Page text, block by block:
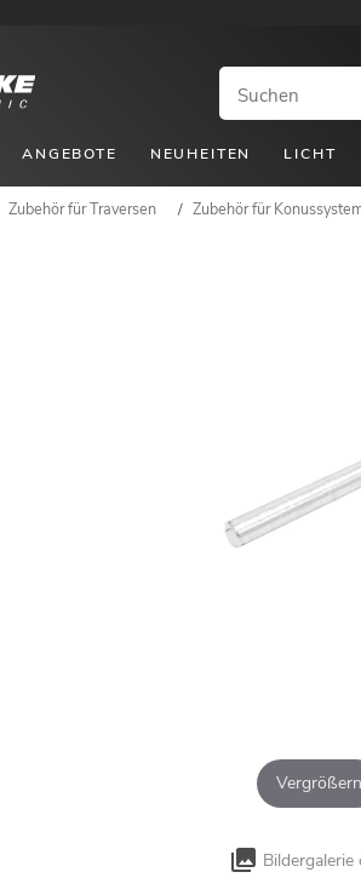
ANGEBOTE NEUHEITEN LICHT
Zubehör für Traversen / Zubehör für
Vergrößern
Bildergalerie